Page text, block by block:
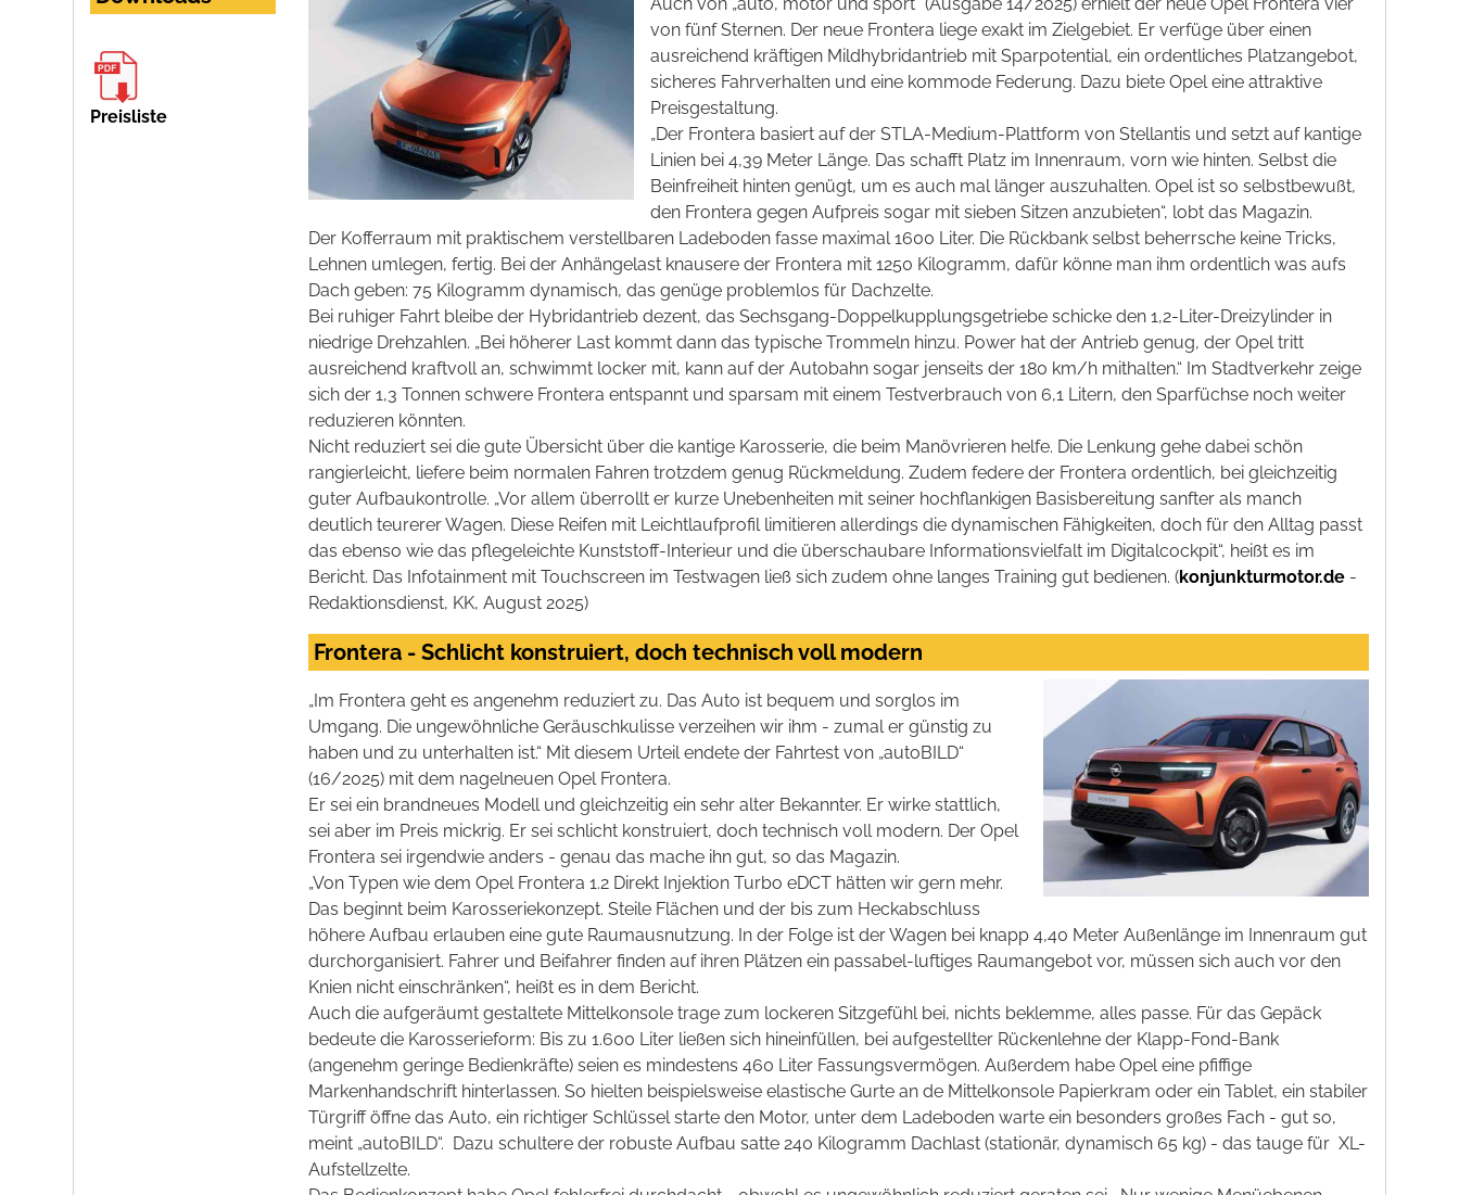
Preisliste
Auch von „auto, motor und sport“ (Ausgabe 14/2025) erhielt der neue Opel Frontera vier
von fünf Sternen. Der neue Frontera liege exakt im Zielgebiet. Er verfüge über einen
ausreichend kräftigen Mildhybridantrieb mit Sparpotential, ein ordentliches Platzangebot,
sicheres Fahrverhalten und eine kommode Federung. Dazu biete Opel eine attraktive
Preisgestaltung.
„Der Frontera basiert auf der STLA-Medium-Plattform von Stellantis und setzt auf kantige
Linien bei 4,39 Meter Länge. Das schafft Platz im Innenraum, vorn wie hinten. Selbst die
Beinfreiheit hinten genügt, um es auch mal länger auszuhalten. Opel ist so selbstbewußt,
den Frontera gegen Aufpreis sogar mit sieben Sitzen anzubieten“, lobt das Magazin.
Der Kofferraum mit praktischem verstellbaren Ladeboden fasse maximal 1600 Liter. Die Rückbank selbst beherrsche keine Tricks,
Lehnen umlegen, fertig. Bei der Anhängelast knausere der Frontera mit 1250 Kilogramm, dafür könne man ihm ordentlich was aufs
Dach geben: 75 Kilogramm dynamisch, das genüge problemlos für Dachzelte.
Bei ruhiger Fahrt bleibe der Hybridantrieb dezent, das Sechsgang-Doppelkupplungsgetriebe schicke den 1,2-Liter-Dreizylinder in
niedrige Drehzahlen. „Bei höherer Last kommt dann das typische Trommeln hinzu. Power hat der Antrieb genug, der Opel tritt
ausreichend kraftvoll an, schwimmt locker mit, kann auf der Autobahn sogar jenseits der 180 km/h mithalten.“ Im Stadtverkehr zeige
sich der 1,3 Tonnen schwere Frontera entspannt und sparsam mit einem Testverbrauch von 6,1 Litern, den Sparfüchse noch weiter
reduzieren könnten.
Nicht reduziert sei die gute Übersicht über die kantige Karosserie, die beim Manövrieren helfe. Die Lenkung gehe dabei schön
rangierleicht, liefere beim normalen Fahren trotzdem genug Rückmeldung. Zudem federe der Frontera ordentlich, bei gleichzeitig
guter Aufbaukontrolle. „Vor allem überrollt er kurze Unebenheiten mit seiner hochflankigen Basisbereitung sanfter als manch
deutlich teurerer Wagen. Diese Reifen mit Leichtlaufprofil limitieren allerdings die dynamischen Fähigkeiten, doch für den Alltag passt
das ebenso wie das pflegeleichte Kunststoff-Interieur und die überschaubare Informationsvielfalt im Digitalcockpit“, heißt es im
Bericht. Das Infotainment mit Touchscreen im Testwagen ließ sich zudem ohne langes Training gut bedienen. (konjunkturmotor.de -
Redaktionsdienst, KK, August 2025)
Frontera - Schlicht konstruiert, doch technisch voll modern
„Im Frontera geht es angenehm reduziert zu. Das Auto ist bequem und sorglos im
Umgang. Die ungewöhnliche Geräuschkulisse verzeihen wir ihm - zumal er günstig zu
haben und zu unterhalten ist.“ Mit diesem Urteil endete der Fahrtest von „autoBILD“
(16/2025) mit dem nagelneuen Opel Frontera.
Er sei ein brandneues Modell und gleichzeitig ein sehr alter Bekannter. Er wirke stattlich,
sei aber im Preis mickrig. Er sei schlicht konstruiert, doch technisch voll modern. Der Opel
Frontera sei irgendwie anders - genau das mache ihn gut, so das Magazin.
„Von Typen wie dem Opel Frontera 1.2 Direkt Injektion Turbo eDCT hätten wir gern mehr.
Das beginnt beim Karosseriekonzept. Steile Flächen und der bis zum Heckabschluss
höhere Aufbau erlauben eine gute Raumausnutzung. In der Folge ist der Wagen bei knapp 4,40 Meter Außenlänge im Innenraum gut
durchorganisiert. Fahrer und Beifahrer finden auf ihren Plätzen ein passabel-luftiges Raumangebot vor, müssen sich auch vor den
Knien nicht einschränken“, heißt es in dem Bericht.
Auch die aufgeräumt gestaltete Mittelkonsole trage zum lockeren Sitzgefühl bei, nichts beklemme, alles passe. Für das Gepäck
bedeute die Karosserieform: Bis zu 1.600 Liter ließen sich hineinfüllen, bei aufgestellter Rückenlehne der Klapp-Fond-Bank
(angenehm geringe Bedienkräfte) seien es mindestens 460 Liter Fassungsvermögen. Außerdem habe Opel eine pfiffige
Markenhandschrift hinterlassen. So hielten beispielsweise elastische Gurte an de Mittelkonsole Papierkram oder ein Tablet, ein stabiler
Türgriff öffne das Auto, ein richtiger Schlüssel starte den Motor, unter dem Ladeboden warte ein besonders großes Fach - gut so,
meint „autoBILD“. Dazu schultere der robuste Aufbau satte 240 Kilogramm Dachlast (stationär, dynamisch 65 kg) - das tauge für XL-
Aufstellzelte.